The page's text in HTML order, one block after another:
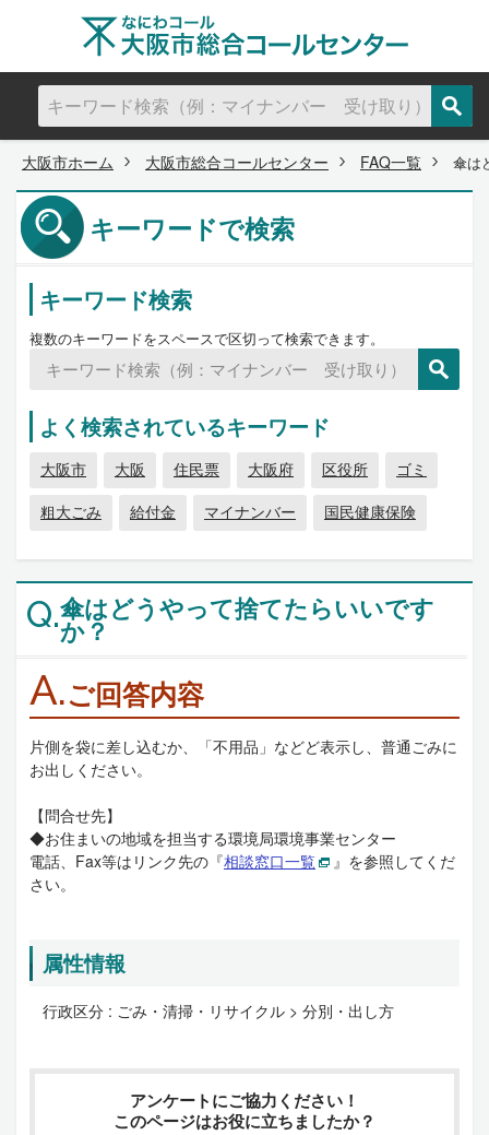
大阪市ホーム 大阪市総合コールセンター FAQ一覧 傘は
キーワードで検索
キーワード検索
複数のキーワードをスペースで区切って検索できます。
よく検索されているキーワード
大阪市 大阪 住民票 大阪府 区役所
ゴミ
粗大ごみ
給付金 マイナンバー 国民健康保険
Q.傘はどうやって捨てたらいいです
か？
A.ご回答内容
片側を袋に差し込むか、「不用品」などど表示し、普通ごみに
お出しください。
【問合せ先】
◆お住まいの地域を担当する環境局環境事業センター
電話、Fax等はリンク先の『相談窓口一覧
』を参照してくだ
さい。
属性情報
行政区分 : ごみ・清掃・リサイクル > 分別・出し方
アンケートにご協力ください！
このページはお役に立ちましたか？